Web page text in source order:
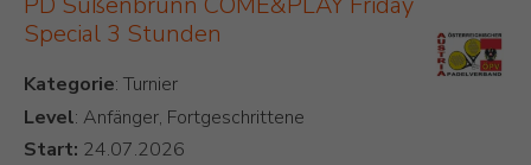
Special 3 Stunden
Kategorie
Level: Anfänger, Fortgeschrittene
Start: